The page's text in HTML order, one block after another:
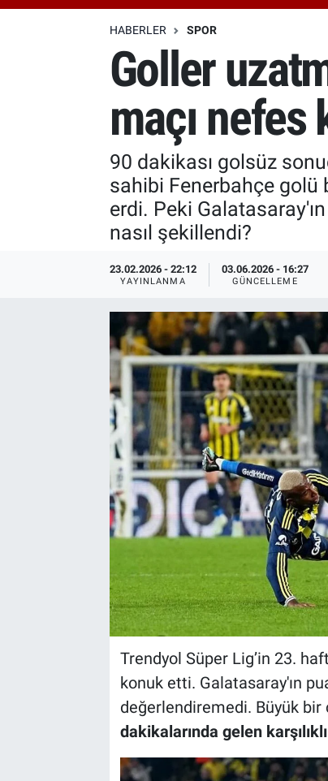
HABERLER SPOR
Goller
maçı nefes
90 dakikası golsüz
sahibi Fenerbahçe golü
erdi. Peki
nasıl şekillendi?
23.02.2026 - 22:12
YAYINLANMA
03.06.2026 - 16:27
GÜNCELLEME
Trendyol Süper Lig’in 23.
konuk etti. Galatasaray'ın
değerlendiremedi. Büyük
dakikalarında gelen
Özel Haberler
Özel Haberler
Erişim Bilgileri
Haber Arşivi